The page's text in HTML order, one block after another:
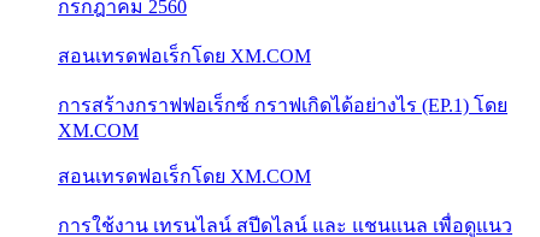
กรกฎาคม 2560
สอนเทรดฟอเร็กโดย XM.COM
การสร้างกราฟฟอเร็กซ์ กราฟเกิดได้อย่างไร (EP.1) โดย
XM.COM
สอนเทรดฟอเร็กโดย XM.COM
การใช้งาน เทรนไลน์ สปีดไลน์ และ แชนแนล เพื่อดูแนว